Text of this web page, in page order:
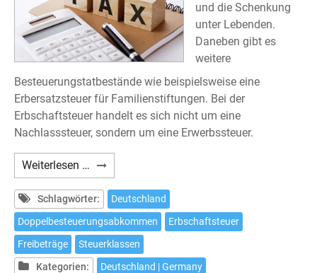
und die Schenkung
unter Lebenden.
Daneben gibt es
weitere
Besteuerungstatbestände wie beispielsweise eine
Erbersatzsteuer für Familienstiftungen. Bei der
Erbschaftsteuer handelt es sich nicht um eine
Nachlasssteuer, sondern um eine Erwerbssteuer.
Weiterlesen … Deutsche
Erbschaftsteuer
Schlagwörter:
Deutschland
Doppelbesteuerungsabkommen
Erbschaftsteuer
Freibeträge
Steuerklassen
Kategorien:
Deutschland | Germany